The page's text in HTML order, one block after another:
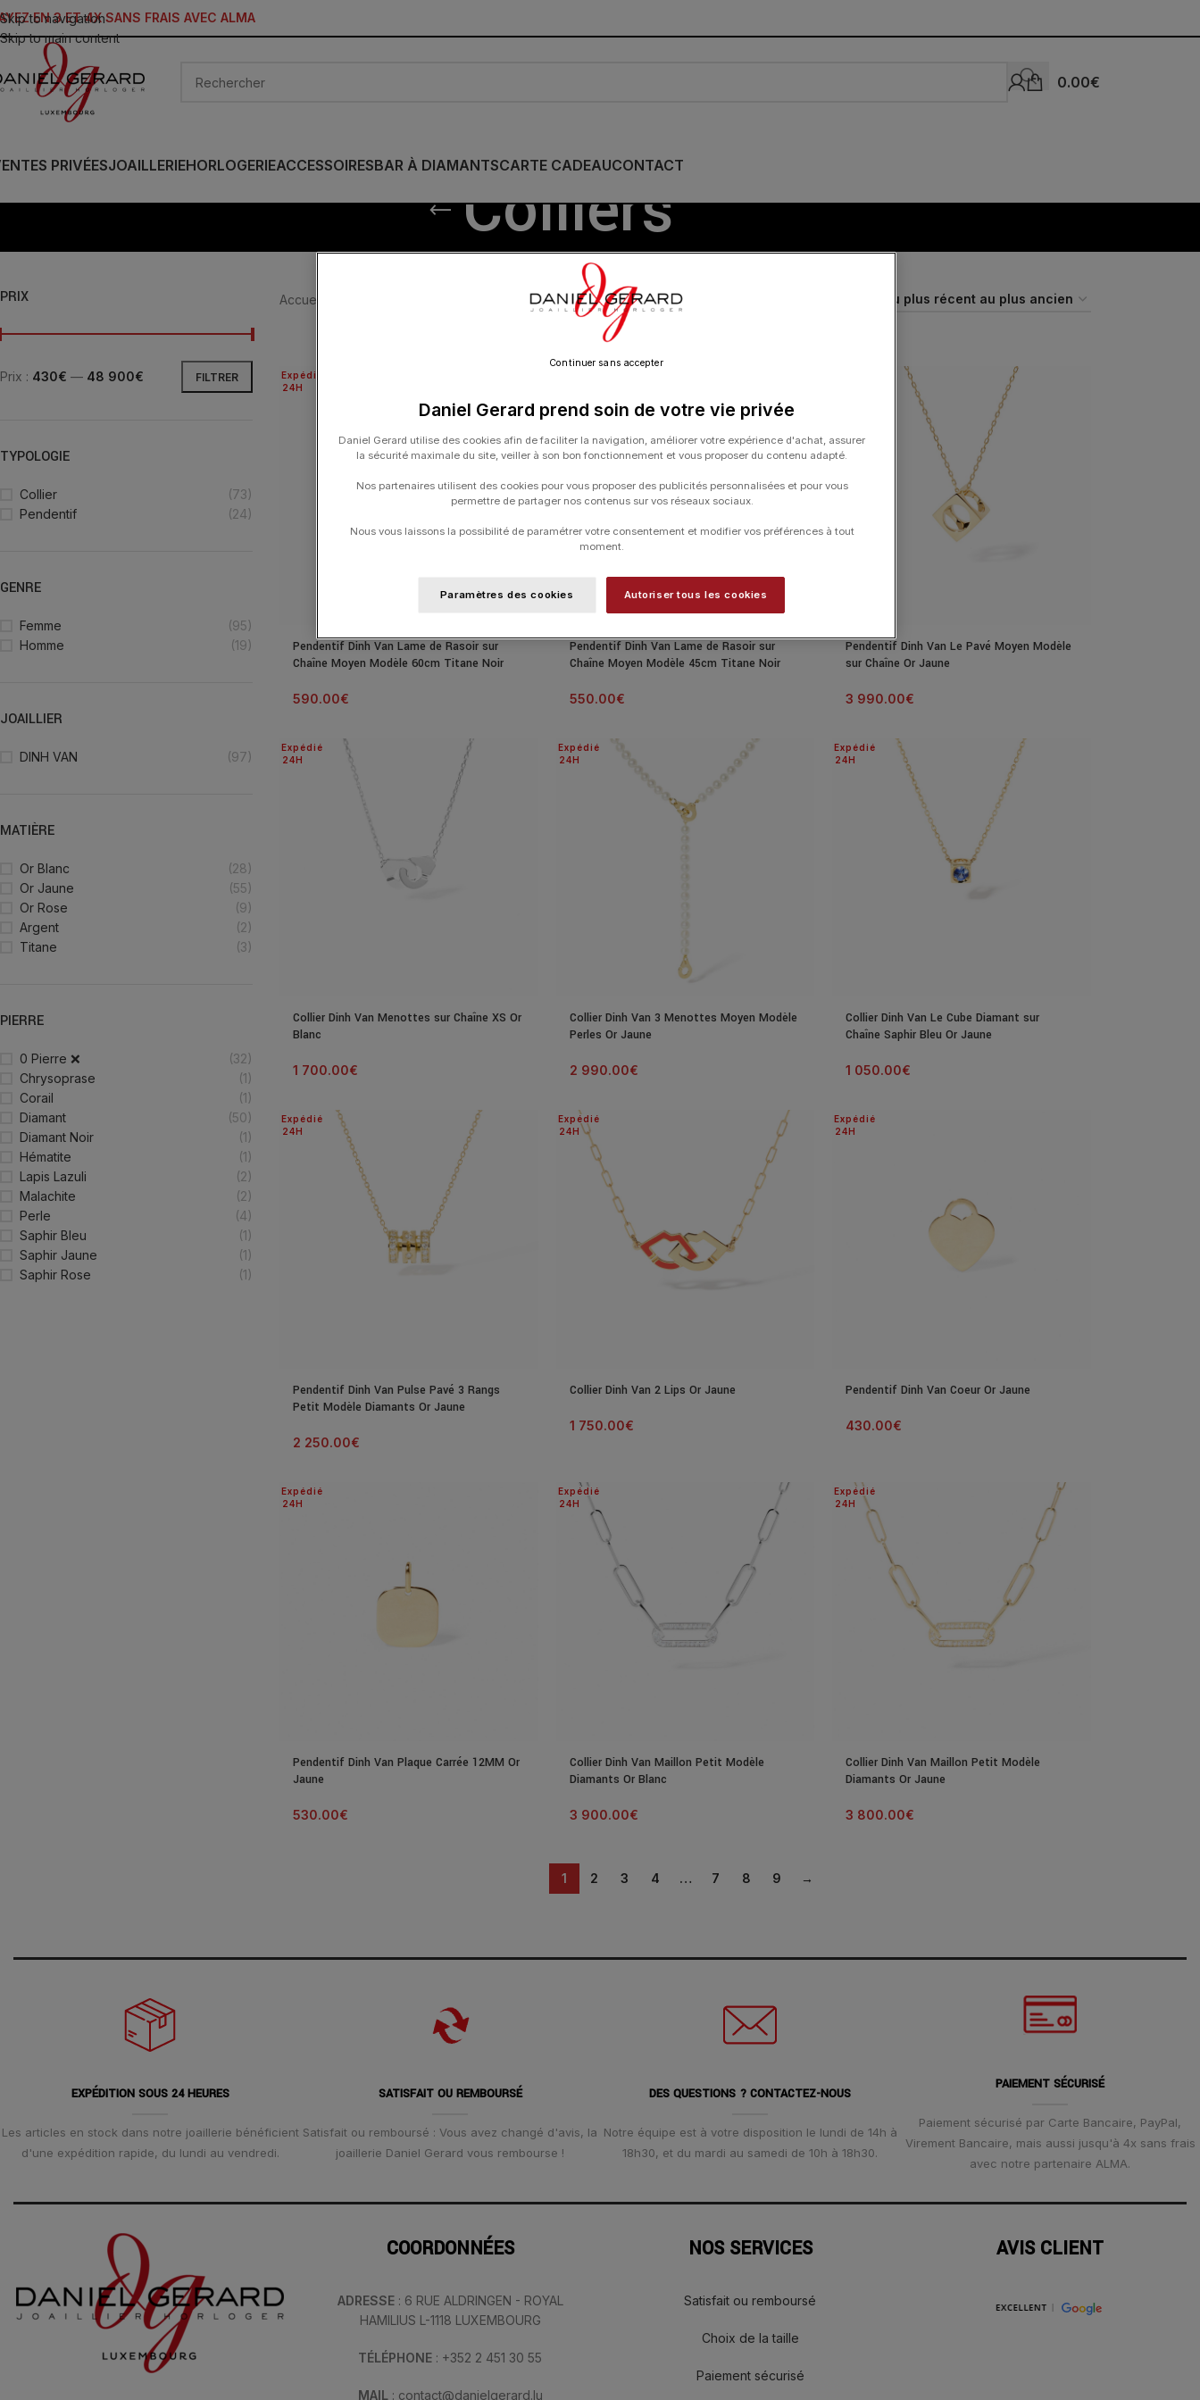
Skip to navigation
Skip to main content
EN 3 ET 4X SANS FRAIS AVEC ALMA
0.00€
PRIVÉESJOAILLERIEHORLOGERIEACCESSOIRESBAR À DIAMANTSCARTE CADEAUCONTACT
Colliers
PRIX
FILTRER
Prix : 430€ — 48 900€
TYPOLOGIE
Collier
(73)
Pendentif
(24)
GENRE
Femme
(95)
Homme
(19)
JOAILLIER
DINH VAN (97)
MATIÈRE
Or Blanc
(28)
Or Jaune
(55)
Or Rose
(9)
Argent
(2)
Titane
(3)
PIERRE
0 Pierre ❌
(32)
Chrysoprase
(1)
Corail
(1)
Diamant
(50)
Diamant Noir
(1)
Hématite
(1)
Lapis Lazuli
(2)
Malachite
(2)
Perle
(4)
Saphir Bleu
(1)
Saphir Jaune
(1)
Saphir Rose
(1)
Accueil Show 9 12
24H
Expédié
Pendentif Dinh Van Lame de Rasoir sur
Chaîne Moyen Modèle 60cm Titane Noir
590.00€
Pendentif Dinh Van Lame de Rasoir sur
Chaîne Moyen Modèle 45cm Titane Noir
550.00€
Pendentif Dinh Van Le Pavé Moyen Modèle
sur Chaîne Or Jaune
3 990.00€
24H
Expédié
Collier Dinh Van Menottes sur Chaîne XS Or
Blanc
1 700.00€
24H
Expédié
Collier Dinh Van 3 Menottes Moyen Modèle
Perles Or Jaune
2 990.00€
24H
Expédié
Collier Dinh Van Le Cube Diamant sur
Chaîne Saphir Bleu Or Jaune
1 050.00€
24H
Expédié
Pendentif Dinh Van Pulse Pavé 3 Rangs
Petit Modèle Diamants Or Jaune
2 250.00€
24H
Expédié
Collier Dinh Van 2 Lips Or Jaune
1 750.00€
24H
Expédié
Pendentif Dinh Van Coeur Or Jaune
430.00€
24H
Expédié
Pendentif Dinh Van Plaque Carrée 12MM Or
Jaune
530.00€
24H
Expédié
Collier Dinh Van Maillon Petit Modèle
Diamants Or Blanc
3 900.00€
24H
Expédié
Collier Dinh Van Maillon Petit Modèle
Diamants Or Jaune
3 800.00€
1 2 3 4 … 7 8 9 →
EXPÉDITION SOUS 24 HEURES
Les articles en stock dans notre joaillerie bénéficient
d'une expédition rapide, du lundi au vendredi.
SATISFAIT OU REMBOURSÉ
Satisfait ou remboursé : Vous avez changé d'avis, la
joaillerie Daniel Gerard vous rembourse !
DES QUESTIONS ? CONTACTEZ-NOUS
Notre équipe est à votre disposition le lundi de 14h à
18h30, et du mardi au samedi de 10h à 18h30.
PAIEMENT SÉCURISÉ
Paiement sécurisé par Carte Bancaire, PayPal,
Virement Bancaire, mais aussi jusqu'à 4x sans frais
avec notre partenaire ALMA.
COORDONNÉES
ADRESSE: 6 RUE ALDRINGEN - ROYAL
HAMILIUS L-1118 LUXEMBOURG
TÉLÉPHONE : +352 2 451 30 55
MAIL : contact@danielgerard.lu
NOS SERVICES
Satisfait ou remboursé
Choix de la taille
Paiement sécurisé
AVIS CLIENT
Daniel Gerard prend soin de votre vie privée
Daniel Gerard utilise des cookies afin de faciliter la navigation, améliorer votre expérience d'achat, assurer
la sécurité maximale du site, veiller à son bon fonctionnement et vous proposer du contenu adapté.
Nos partenaires utilisent des cookies pour vous proposer des publicités personnalisées et pour vous
permettre de partager nos contenus sur vos réseaux sociaux.
Nous vous laissons la possibilité de paramétrer votre consentement et modifier vos préférences à tout
moment.
Paramètres des cookies Autoriser tous les cookies
Continuer sans accepter